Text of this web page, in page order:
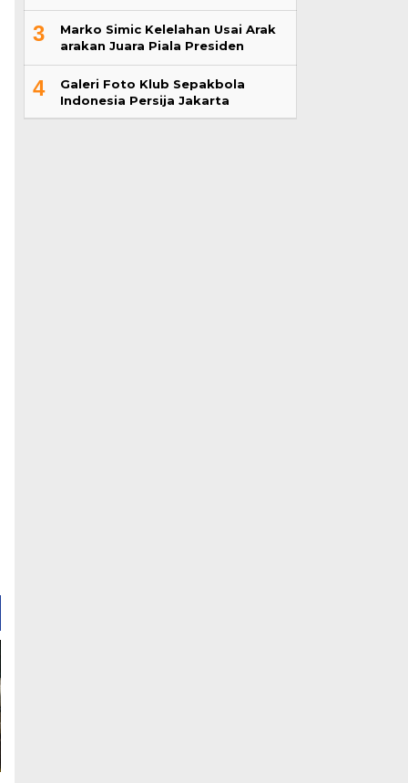
3
Marko Simic Kelelahan Usai Arak
arakan Juara Piala Presiden
4
Galeri Foto Klub Sepakbola
Indonesia Persija Jakarta